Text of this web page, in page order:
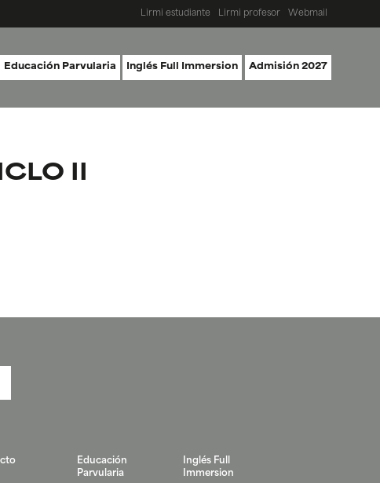
Lirmi estudiante Lirmi profesor Webmail
Educación Parvularia Inglés Full Immersion Admisión 2027
II
Educación
Parvularia
Inglés Full
Immersion